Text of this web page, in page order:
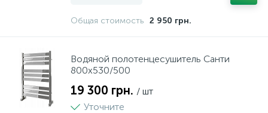
Общая стоимость 2 950 грн.
Водяной полотенцесушитель Санти
800х530/500
19 300 грн. / шт
Уточните